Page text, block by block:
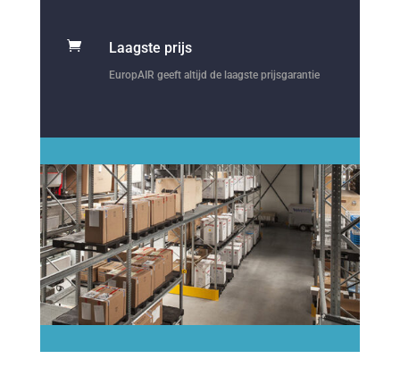
 Laagste prijs
EuropAIR geeft altijd de laagste prijsgarantie